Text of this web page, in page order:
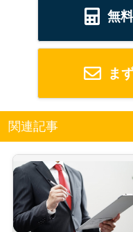
無
ま
関連記事